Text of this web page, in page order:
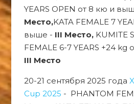
YEARS OPEN от 8 кю и
Место,KATA FEMALE 7
выше - III Место, KUMITE
FEMALE 6-7 YEARS +24
III Место
20-21 сентября 2025 года
Cup 2025 - PHANTOM